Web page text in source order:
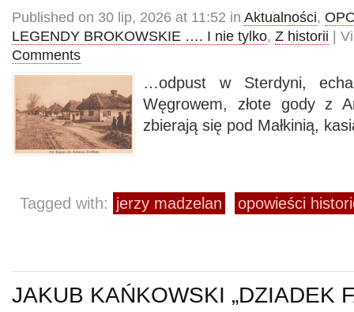
Published on 30 lip, 2026 at 11:52 in Aktualności,
LEGENDY BROKOWSKIE …. I nie tylko, Z historii |
Comments
…odpust w Sterdyni,
Węgrowem, złote gody z
zbierają się pod Małkinią,
Tagged with: jerzy madzelan opowieści
JAKUB KAŃKOWSKI „DZIADEK